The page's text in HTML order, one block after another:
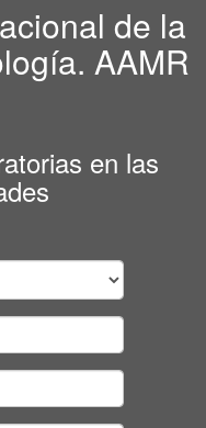
de la
AAMR
en las